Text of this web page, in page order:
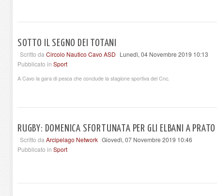
SOTTO IL SEGNO DEI TOTANI
Scritto da Circolo Nautico Cavo ASD Lunedì, 04 Novembre 2019 10:13
Pubblicato in Sport
A Cavo la gara di pesca che conclude la stagione sportiva del Cnc.
RUGBY: DOMENICA SFORTUNATA PER GLI ELBANI A PRATO
Scritto da Arcipelago Network Giovedì, 07 Novembre 2019 10:46
Pubblicato in Sport